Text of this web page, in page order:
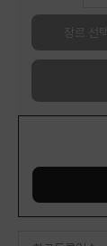
장르 선택